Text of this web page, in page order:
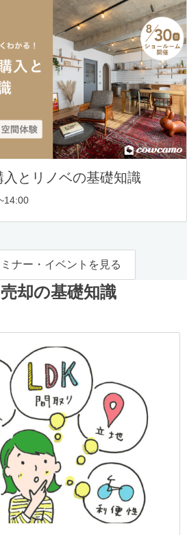
とリノベの基礎知識
ナー・イベントを見る
却の基礎知識